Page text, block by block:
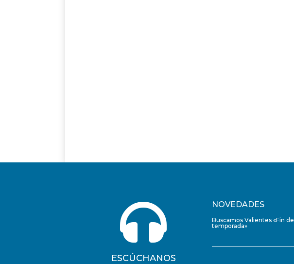

ESCÚCHANOS
NOVEDADES
Buscamos Valientes «Fin de
temporada»